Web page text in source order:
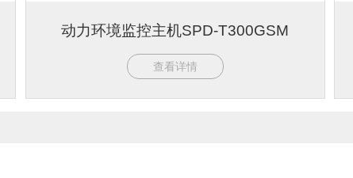
动力环境监控主机SPD-T300GSM
查看详情